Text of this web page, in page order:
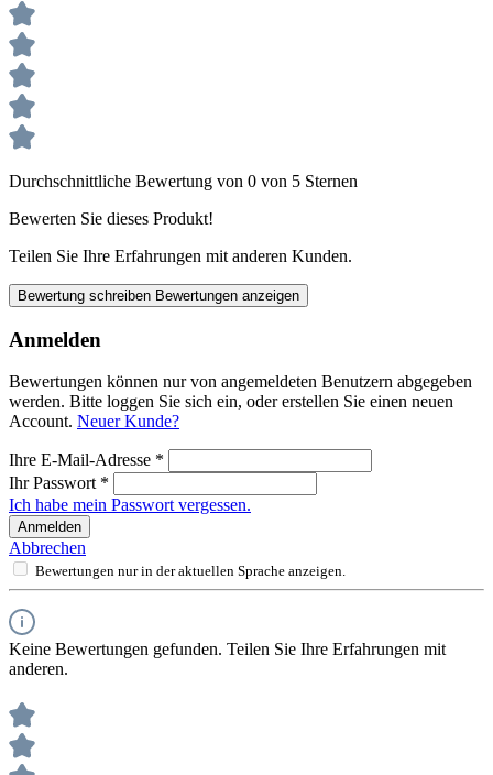
Durchschnittliche Bewertung von 0 von 5 Sternen
Bewerten Sie dieses Produkt!
Teilen Sie Ihre Erfahrungen mit anderen Kunden.
Bewertung schreiben Bewertungen anzeigen
Anmelden
Bewertungen können nur von angemeldeten Benutzern abgegeben
werden. Bitte loggen Sie sich ein, oder erstellen Sie einen neuen
Account. Neuer Kunde?
Ihre E-Mail-Adresse *
Ihr Passwort *
Ich habe mein Passwort vergessen.
Anmelden
Abbrechen
Bewertungen nur in der aktuellen Sprache anzeigen.
Keine Bewertungen gefunden. Teilen Sie Ihre Erfahrungen mit
anderen.